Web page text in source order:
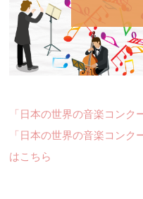
「日本の世界の音楽コン
「日本の世界の音楽コン
はこちら